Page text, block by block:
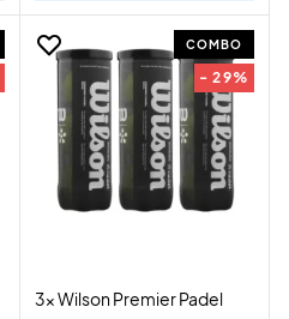
COMBO
- 29%
3x Wilson Premier Padel